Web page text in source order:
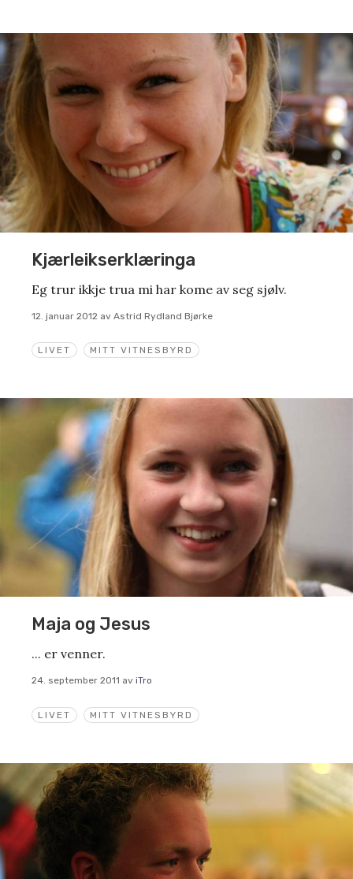
LIVET MITT VITNESBYRD
Kjærleikserklæringa
Eg trur ikkje trua mi har kome av seg sjølv.
12. januar 2012 av Astrid Rydland Bjørke
LIVET MITT VITNESBYRD
Maja og Jesus
... er venner.
24. september 2011 av iTro